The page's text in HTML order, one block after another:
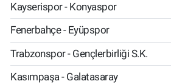
Kayserispor - Konyaspor
Fenerbahçe - Eyüpspor
Trabzonspor - Gençlerbirliği S.K.
Kasımpaşa - Galatasaray